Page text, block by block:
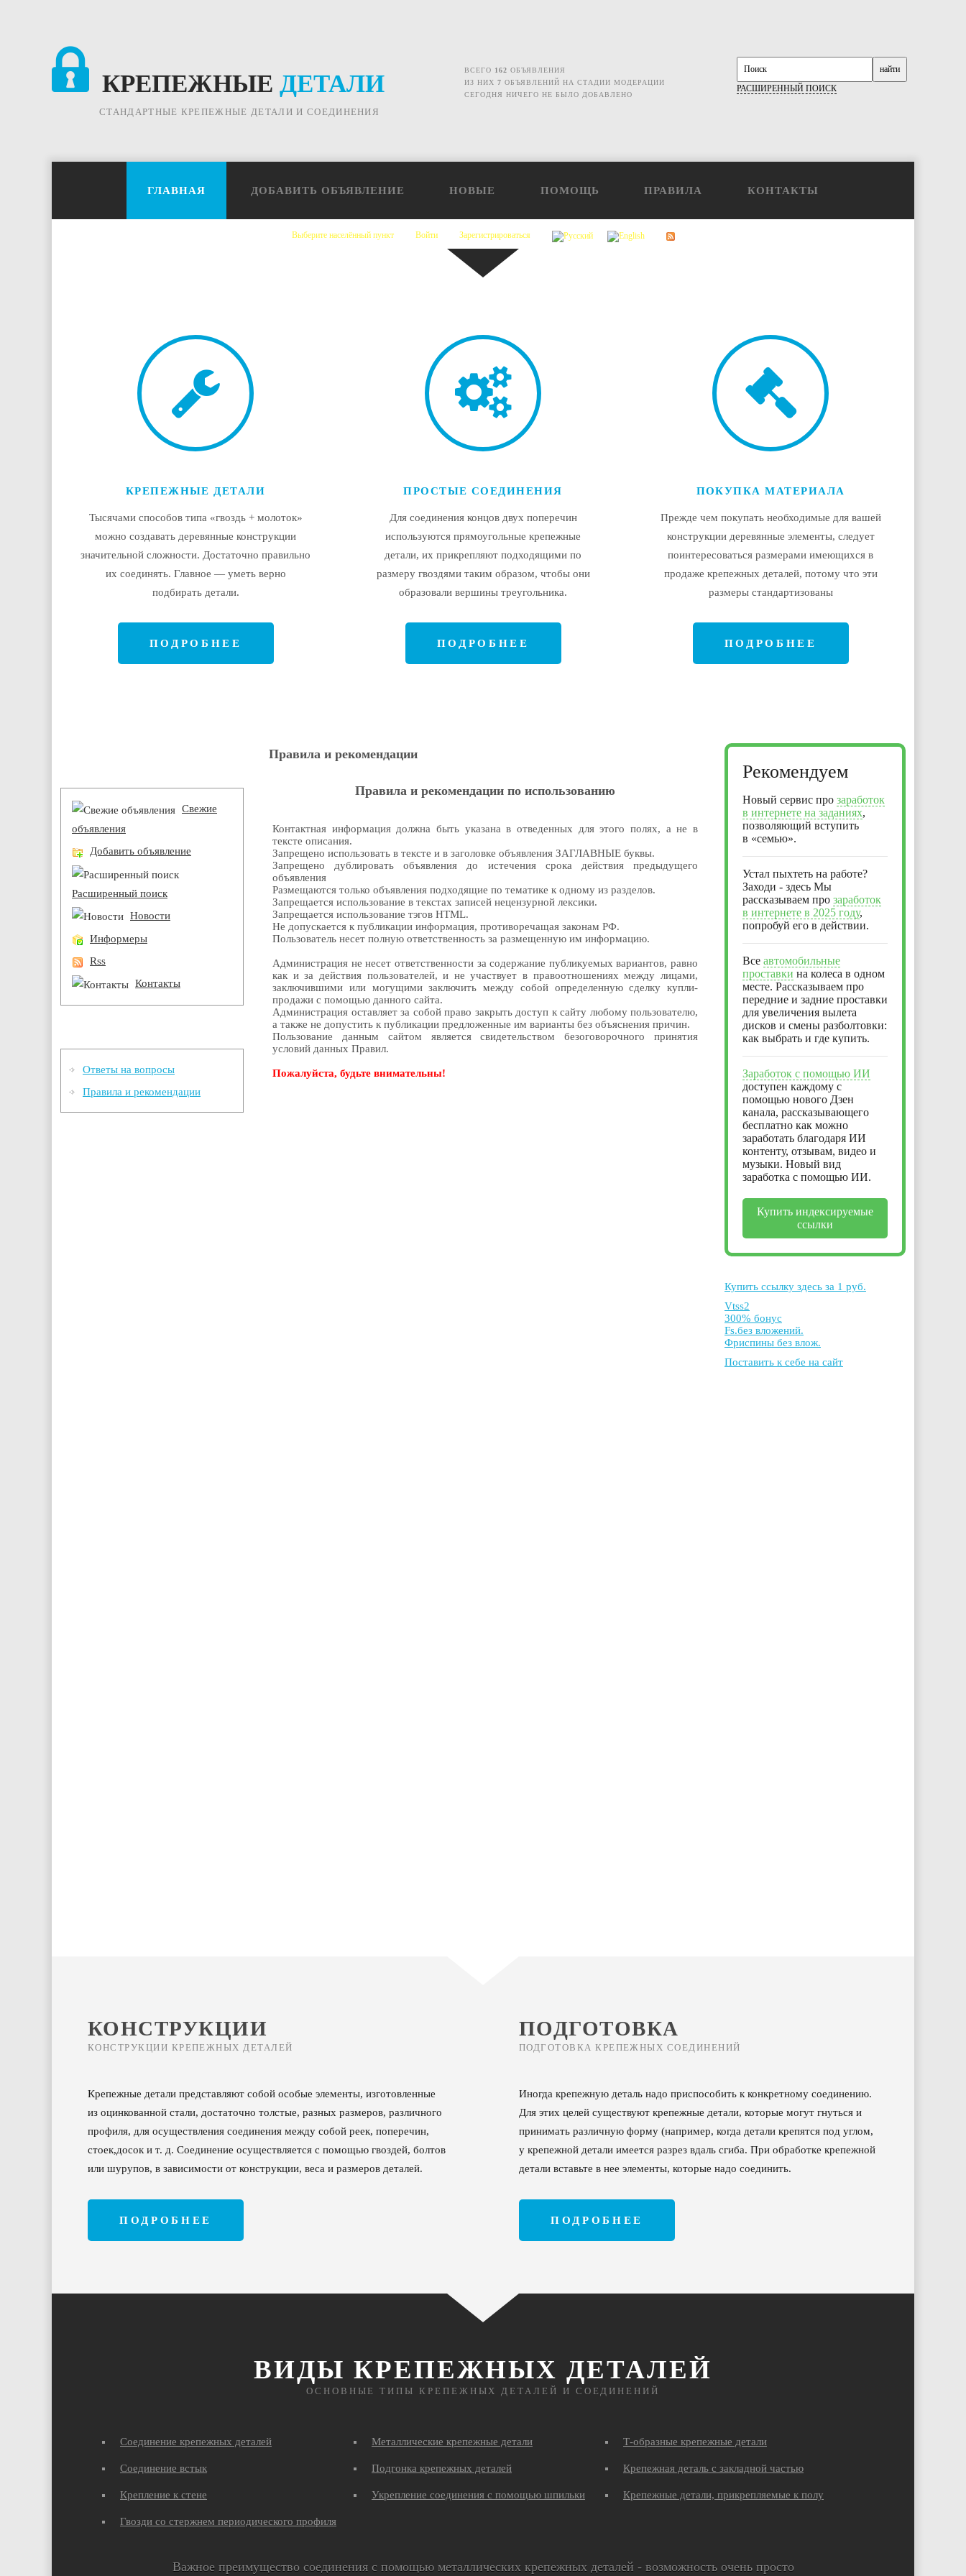
РАСШИРЕННЫЙ ПОИСК
ВСЕГО 162 ОБЪЯВЛЕНИЯ
ИЗ НИХ7 ОБЪЯВЛЕНИЙ НА СТАДИИ МОДЕРАЦИИ
СЕГОДНЯ НИЧЕГО НЕ БЫЛО ДОБАВЛЕНО
КРЕПЕЖНЫЕ ДЕТАЛИ
СТАНДАРТНЫЕ КРЕПЕЖНЫЕ ДЕТАЛИ И СОЕДИНЕНИЯ
ГЛАВНАЯ ДОБАВИТЬ ОБЪЯВЛЕНИЕ НОВЫЕ ПОМОЩЬ ПРАВИЛА КОНТАКТЫ
Выберите населённый пункт Войти Зарегистрироваться
КРЕПЕЖНЫЕ ДЕТАЛИ
Тысячами способов типа «гвоздь + молоток»
можно создавать деревянные конструкции
значительной сложности. Достаточно правильно
их соединять. Главное — уметь верно
подбирать детали.
ПОДРОБНЕЕ
ПРОСТЫЕ СОЕДИНЕНИЯ
Для соединения концов двух поперечин
используются прямоугольные крепежные
детали, их прикрепляют подходящими по
размеру гвоздями таким образом, чтобы они
образовали вершины треугольника.
ПОДРОБНЕЕ
ПОКУПКА МАТЕРИАЛА
Прежде чем покупать необходимые для вашей
конструкции деревянные элементы, следует
поинтересоваться размерами имеющихся в
продаже крепежных деталей, потому что эти
размеры стандартизованы
ПОДРОБНЕЕ
Правила и рекомендации
Правила и рекомендации по использованию
Контактная информация должна быть указана в отведенных для этого полях, а не в
тексте описания.
Запрещено использовать в тексте и в заголовке объявления ЗАГЛАВНЫЕ буквы.
Запрещено дублировать объявления до истечения срока действия предыдущего
объявления
Размещаются только объявления подходящие по тематике к одному из разделов.
Запрещается использование в текстах записей нецензурной лексики.
Запрещается использование тэгов HTML.
Не допускается к публикации информация, противоречащая законам РФ.
Пользователь несет полную ответственность за размещенную им информацию.
Администрация не несет ответственности за содержание публикуемых вариантов, равно
как и за действия пользователей, и не участвует в правоотношениях между лицами,
заключившими или могущими заключить между собой определенную сделку купли-
продажи с помощью данного сайта.
Администрация оставляет за собой право закрыть доступ к сайту любому пользователю,
а также не допустить к публикации предложенные им варианты без объяснения причин.
Пользование данным сайтом является свидетельством безоговорочного принятия
условий данных Правил.
Пожалуйста, будьте внимательны!
Свежие
объявления
Добавить объявление
Расширенный поиск
Новости
Информеры
Rss
Контакты
Ответы на вопросы
Правила и рекомендации
Рекомендуем
Новый сервис про заработок
в интернете на заданиях,
позволяющий вступить
в «семью».
Устал пыхтеть на работе?
Заходи - здесь Мы
рассказываем про заработок
в интернете в 2025 году,
попробуй его в действии.
Все автомобильные
проставки на колеса в одном
месте. Рассказываем про
передние и задние проставки
для увеличения вылета
дисков и смены разболтовки:
как выбрать и где купить.
Заработок с помощью ИИ
доступен каждому с
помощью нового Дзен
канала, рассказывающего
бесплатно как можно
заработать благодаря ИИ
контенту, отзывам, видео и
музыки. Новый вид
заработка с помощью ИИ.
Купить индексируемые
ссылки
Купить ссылку здесь за 1 руб.
Vtss2
300% бонус
Fs.без вложений.
Фриспины без влож.
Поставить к себе на сайт
КОНСТРУКЦИИ
КОНСТРУКЦИИ КРЕПЕЖНЫХ ДЕТАЛЕЙ
Крепежные детали представляют собой особые элементы, изготовленные
из оцинкованной стали, достаточно толстые, разных размеров, различного
профиля, для осуществления соединения между собой реек, поперечин,
стоек,досок и т. д. Соединение осуществляется с помощью гвоздей, болтов
или шурупов, в зависимости от конструкции, веса и размеров деталей.
ПОДРОБНЕЕ
ПОДГОТОВКА
ПОДГОТОВКА КРЕПЕЖНЫХ СОЕДИНЕНИЙ
Иногда крепежную деталь надо приспособить к конкретному соединению.
Для этих целей существуют крепежные детали, которые могут гнуться и
принимать различную форму (например, когда детали крепятся под углом,
у крепежной детали имеется разрез вдаль сгиба. При обработке крепежной
детали вставьте в нее элементы, которые надо соединить.
ПОДРОБНЕЕ
ВИДЫ КРЕПЕЖНЫХ ДЕТАЛЕЙ
ОСНОВНЫЕ ТИПЫ КРЕПЕЖНЫХ ДЕТАЛЕЙ И СОЕДИНЕНИЙ
Соединение крепежных деталей Металлические крепежные детали Т-образные крепежные детали
Соединение встык Подгонка крепежных деталей Крепежная деталь с закладной частью
Крепление к стене Укрепление соединения с помощью шпильки Крепежные детали, прикрепляемые к полу
Гвозди со стержнем периодического профиля
Важное преимущество соединения с помощью металлических крепежных деталей - возможность очень просто